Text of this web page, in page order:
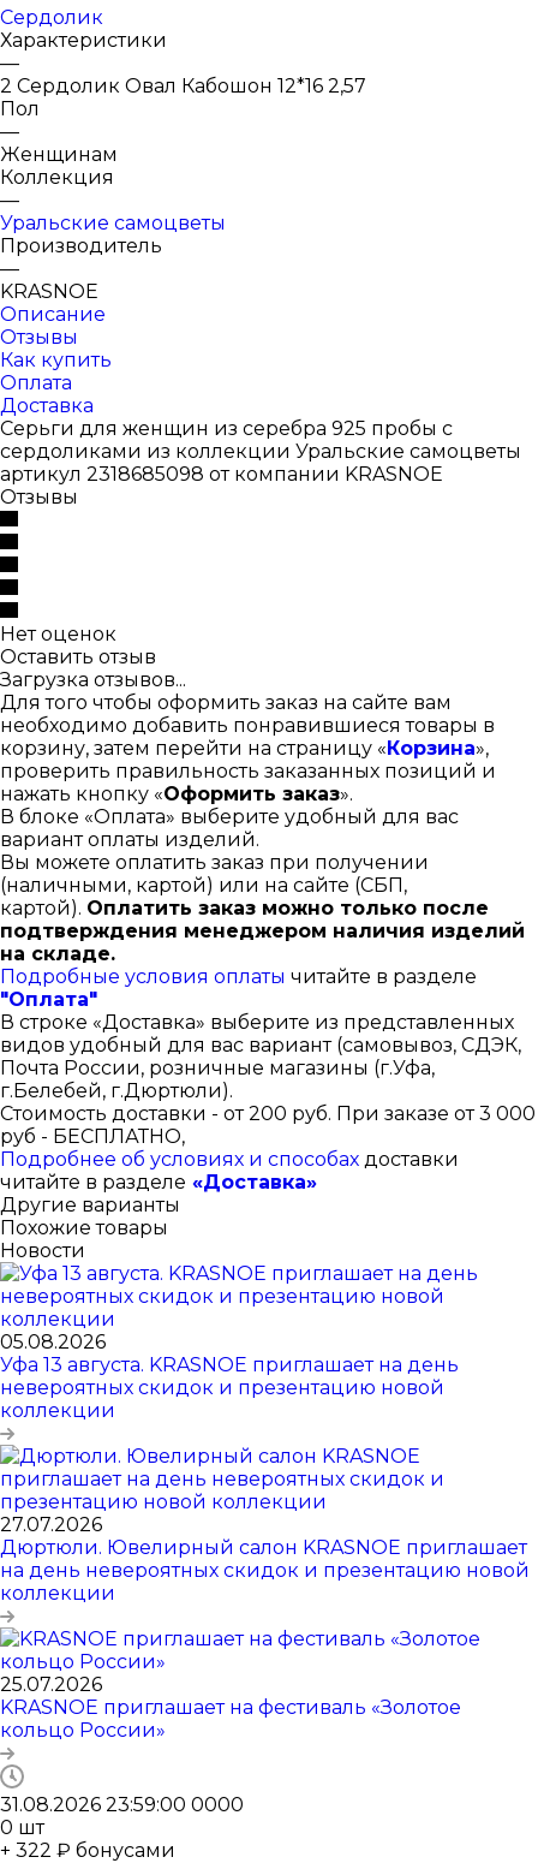
Сердолик
Характеристики
—
2 Сердолик Овал Кабошон 12*16 2,57
Пол
—
Женщинам
Коллекция
—
Уральские самоцветы
Производитель
—
KRASNOE
Описание
Отзывы
Как купить
Оплата
Доставка
Серьги для женщин из серебра 925 пробы с
сердоликами из коллекции Уральские самоцветы
артикул 2318685098 от компании KRASNOE
Отзывы
Нет оценок
Оставить отзыв
Загрузка отзывов...
Для того чтобы оформить заказ на сайте вам
необходимо добавить понравившиеся товары в
корзину, затем перейти на страницу «Корзина»,
проверить правильность заказанных позиций и
нажать кнопку «Оформить заказ».
В блоке «Оплата» выберите удобный для вас
вариант оплаты изделий.
Вы можете оплатить заказ при получении
(наличными, картой) или на сайте (СБП,
картой). Оплатить заказ можно только после
подтверждения менеджером наличия изделий
на складе.
Подробные условия оплаты читайте в разделе
"Оплата"
В строке «Доставка» выберите из представленных
видов удобный для вас вариант (самовывоз, СДЭК,
Почта России, розничные магазины (г.Уфа,
г.Белебей, г.Дюртюли).
Стоимость доставки - от 200 руб. При заказе от 3 000
руб - БЕСПЛАТНО,
Подробнее об условиях и способах доставки
читайте в разделе «Доставка»
Другие варианты
Похожие товары
Новости
05.08.2026
Уфа 13 августа. KRASNOE приглашает на день
невероятных скидок и презентацию новой
коллекции
27.07.2026
Дюртюли. Ювелирный салон KRASNOE приглашает
на день невероятных скидок и презентацию новой
коллекции
25.07.2026
KRASNOE приглашает на фестиваль «Золотое
кольцо России»
31.08.2026 23:59:00 0000
0 шт
+ 322 ₽ бонусами